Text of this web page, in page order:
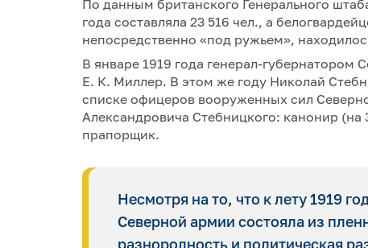
По данным британского Генерального
года составляла 23 516 чел., а
непосредственно «под ружьем»,
В январе 1919 года генерал-губернатором
Е. К. Миллер. В этом же году Николай
списке офицеров вооруженных сил
Александровича Стебницкого: канонир
прапорщик.
Несмотря на то, что к лету 1919
Северной армии состояла из
разнородность и политическая